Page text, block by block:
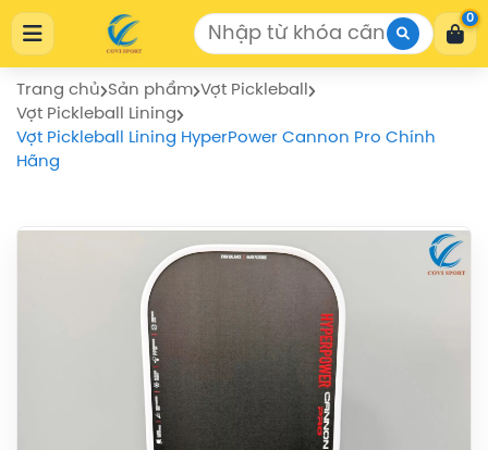
Cửa Hàng Thể Thao COVISPORT
Cửa Hàng Thể Thao COVISPORT
0772155559
https://covisport.com/
0
Trang chủ Sản phẩm Vợt Pickleball
Vợt Pickleball Lining
Vợt Pickleball Lining HyperPower Cannon Pro Chính
Hãng